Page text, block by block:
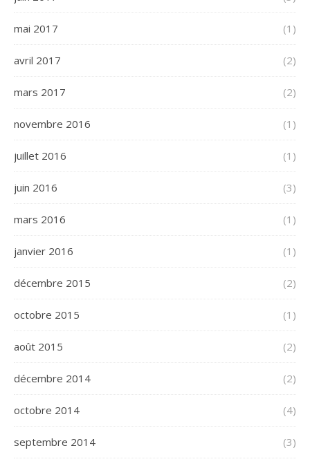
mai 2017 (1)
avril 2017 (2)
mars 2017 (2)
novembre 2016 (1)
juillet 2016 (1)
juin 2016 (3)
mars 2016 (1)
janvier 2016 (1)
décembre 2015 (2)
octobre 2015 (1)
août 2015 (2)
décembre 2014 (2)
octobre 2014 (4)
septembre 2014 (3)